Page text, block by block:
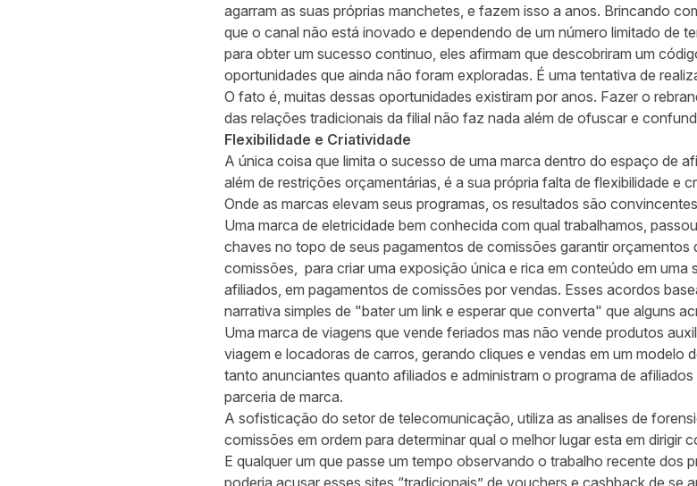
agarram as suas próprias manchetes, e fazem isso a anos. Brincando
que o canal não está inovado e dependendo de um número limitado de
para obter um sucesso continuo, eles afirmam que descobriram um
oportunidades que ainda não foram exploradas. É uma tentativa de
O fato é, muitas dessas oportunidades existiram por anos. Fazer o
das relações tradicionais da filial não faz nada além de ofuscar e
Flexibilidade e Criatividade
A única coisa que limita o sucesso de uma marca dentro do espaço de
além de restrições orçamentárias, é a sua própria falta de flexibilidade e
Onde as marcas elevam seus programas, os resultados são
Uma marca de eletricidade bem conhecida com qual trabalhamos,
chaves no topo de seus pagamentos de comissões garantir orçamentos
comissões, para criar uma exposição única e rica em conteúdo em uma
afiliados, em pagamentos de comissões por vendas. Esses acordos
narrativa simples de "bater um link e esperar que converta" que alguns
Uma marca de viagens que vende feriados mas não vende produtos
viagem e locadoras de carros, gerando cliques e vendas em um modelo
tanto anunciantes quanto afiliados e administram o programa de
parceria de marca.
A sofisticação do setor de telecomunicação, utiliza as analises de
comissões em ordem para determinar qual o melhor lugar esta em dirigir
E qualquer um que passe um tempo observando o trabalho recente dos